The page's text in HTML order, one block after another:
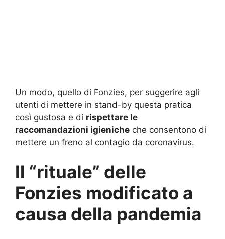
Un modo, quello di Fonzies, per suggerire agli
utenti di mettere in stand-by questa pratica
così gustosa e di rispettare le
raccomandazioni igieniche che consentono di
mettere un freno al contagio da coronavirus.
Il “rituale” delle
Fonzies modificato a
causa della pandemia